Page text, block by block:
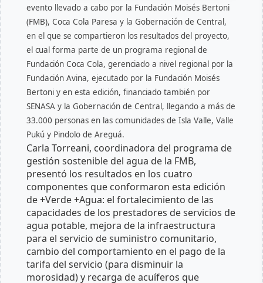
evento llevado a cabo por la Fundación Moisés Bertoni
(FMB), Coca Cola Paresa y la Gobernación de Central,
en el que se compartieron los resultados del proyecto,
el cual forma parte de un programa regional de
Fundación Coca Cola, gerenciado a nivel regional por la
Fundación Avina, ejecutado por la Fundación Moisés
Bertoni y en esta edición, financiado también por
SENASA y la Gobernación de Central, llegando a más de
33.000 personas en las comunidades de Isla Valle, Valle
Pukú y Pindolo de Areguá.
Carla Torreani, coordinadora del programa de
gestión sostenible del agua de la FMB,
presentó los resultados en los cuatro
componentes que conformaron esta edición
de +Verde +Agua: el fortalecimiento de las
capacidades de los prestadores de servicios de
agua potable, mejora de la infraestructura
para el servicio de suministro comunitario,
cambio del comportamiento en el pago de la
tarifa del servicio (para disminuir la
morosidad) y recarga de acuíferos que